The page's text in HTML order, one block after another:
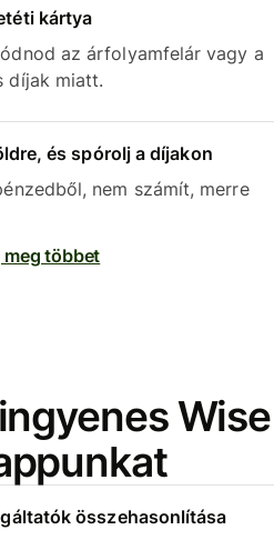
kártya
az árfolyamfelár vagy a
díjak miatt.
és spórolj a díjakon
nem számít, merre
meg többet
Wise
összehasonlítása